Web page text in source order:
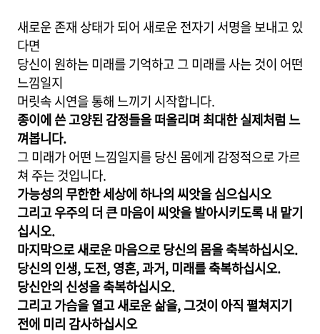
새로운 존재 상태가 되어 새로운 전자기 서명을 보내고 있
다면
당신이 원하는 미래를 기억하고 그 미래를 사는 것이 어떤
느낌일지
머릿속 시연을 통해 느끼기 시작합니다.
종이에 쓴 고양된 감정들을 떠올리며 최대한 실제처럼 느
껴봅니다.
그 미래가 어떤 느낌일지를 당신 몸에게 감정적으로 가르
쳐 주는 것입니다.
가능성의 무한한 세상에 하나의 씨앗을 심으십시오
그리고 우주의 더 큰 마음이 씨앗을 발아시키도록 내 맡기
십시오.
마지막으로 새로운 마음으로 당신의 몸을 축복하십시오.
당신의 인생, 도전, 영혼, 과거, 미래를 축복하십시오.
당신안의 신성을 축복하십시오.
그리고 가슴을 열고 새로운 삶을, 그것이 아직 펼쳐지기
전에 미리 감사하십시오